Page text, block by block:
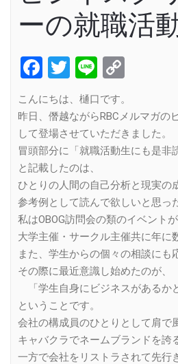
ーの就職活
Facebook
Twitter
Line
こんにちは、樋口です。
昨日、僭越ながらRBCメルマガの
して登場させていただきました。
冒頭部分に「就職活動生にも是非
と記載したのは、
ひとりの人間の自己分析と現実の
参考例として読んで欲しいと思っ
私はOBOG訪問会の類のイベントが
大学主催・サークル主催共に年に
また、学生からの個々の相談にも
その際に最近意識し始めたのが、
「学生自身にビジネスがあるか
ということです。
会社の構成員のひとりとして肩で
キャバクラでネームブランドを誇
一方で会社をリストラされて先行